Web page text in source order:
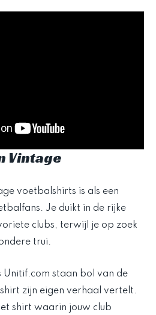
Vintage
voetbalshirts is als een
Je duikt in de rijke
clubs, terwijl je op zoek
trui.
staan bol van de
zijn eigen verhaal vertelt.
shirt waarin jouw club